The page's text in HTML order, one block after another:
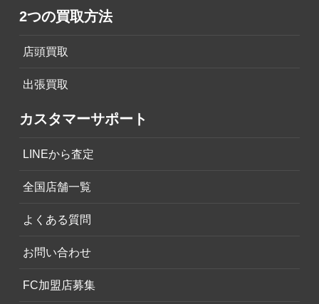
2つの買取方法
店頭買取
出張買取
カスタマーサポート
LINEから査定
全国店舗一覧
よくある質問
お問い合わせ
FC加盟店募集